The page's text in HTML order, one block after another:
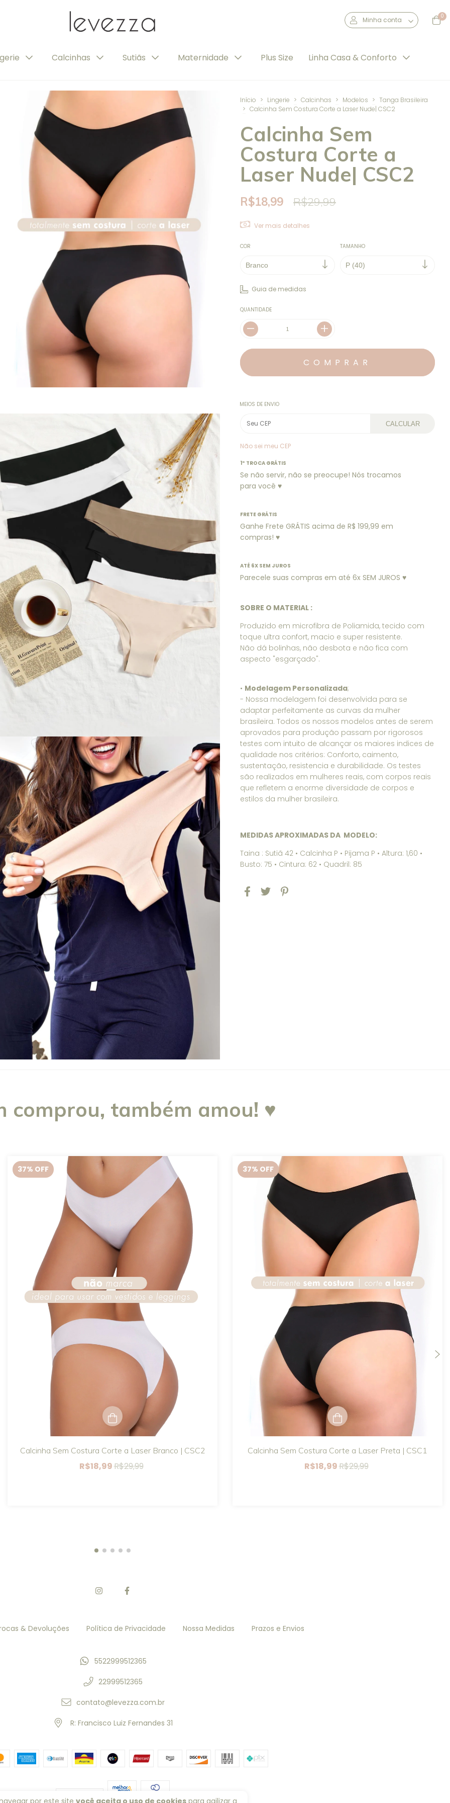
Minha conta 0
Calcinhas Sutiãs Maternidade Plus Size Linha Casa & Conforto
por este site você aceita o uso de cookiespara agilizar a
Início > Lingerie > Calcinhas > Modelos > Tanga Brasileira
> Calcinha Sem Costura Corte a Laser Nude| CSC2
Calcinha Sem
Costura Corte a
Laser Nude| CSC2
R$18,99 R$29,99
Ver mais detalhes
COR TAMANHO
Guia de medidas
QUANTIDADE
MEIOS DE ENVIO
CALCULAR
Não sei meu CEP
1º TROCA GRÁTIS
Se não servir, não se preocupe! Nós trocamos
para você ♥
FRETE GRÁTIS
Ganhe Frete GRÁTIS acima de R$ 199,99 em
compras! ♥
ATÉ 6X SEM JUROS
Parecele suas compras em até 6x SEM JUROS ♥
SOBRE O MATERIAL :
Produzido em microfibra de Poliamida, tecido com
toque ultra confort, macio e super resistente.
Não dá bolinhas, não desbota e não fica com
aspecto "esgarçado".
• Modelagem Personalizada;
- Nossa modelagem foi desenvolvida para se
adaptar perfeitamente as curvas da mulher
brasileira. Todos os nossos modelos antes de serem
aprovados para produção passam por rigorosos
testes com intuito de alcançar os maiores indices de
qualidade nos critérios: Conforto, caimento,
sustentação, resistencia e durabilidade. Os testes
são realizados em mulheres reais, com corpos reais
que refletem a enorme diversidade de corpos e
estilos da mulher brasileira.
MEDIDAS APROXIMADAS DA MODELO:
Taina : Sutiã 42 • Calcinha P • Pijama P • Altura: 1,60 •
Busto: 75 • Cintura: 62 • Quadril: 85
comprou, também amou! ♥
37% OFF
Calcinha Sem Costura Corte a Laser Branco | CSC2
R$18,99R$29,99
37% OFF
Calcinha Sem Costura Corte a Laser Preta | CSC1
R$18,99R$29,99
& Devoluções Política de Privacidade Nossa Medidas Prazos e Envios
5522999512365
22999512365
contato@levezza.com.br
R: Francisco Luiz Fernandes 31